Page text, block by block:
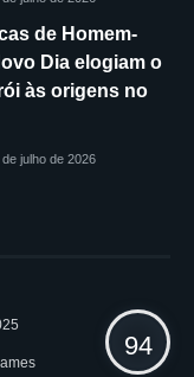
de Homem-
Dia elogiam o
às origens no
de julho de 2026
94